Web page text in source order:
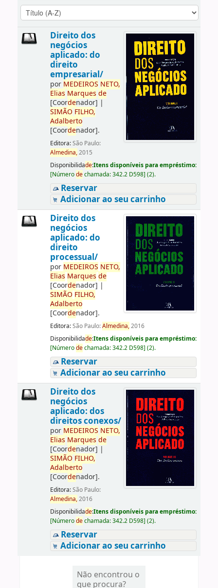
Direito dos
negócios
aplicado: do
direito
empresarial/
por MEDEIROS NETO,
Elias Marques de
[Coordenador] |
SIMÃO FILHO,
Adalberto
[Coordenador].
Editora:São Paulo:
Almedina,2015
Disponibilidade:Itens disponíveis para empréstimo:
[Númerodechamada:342.2 D598] (2).
Reservar
Adicionar ao seu carrinho
Direito dos
negócios
aplicado: do
direito
processual/
por MEDEIROS NETO,
Elias Marques de
[Coordenador] |
SIMÃO FILHO,
Adalberto
[Coordenador].
Editora:São Paulo:Almedina,2016
Disponibilidade:Itens disponíveis para empréstimo:
[Númerodechamada:342.2 D598] (2).
Reservar
Adicionar ao seu carrinho
Direito dos
negócios
aplicado: dos
direitos conexos/
por MEDEIROS NETO,
Elias Marques de
[Coordenador] |
SIMÃO FILHO,
Adalberto
[Coordenador].
Editora:São Paulo:
Almedina,2016
Disponibilidade:Itens disponíveis para empréstimo:
[Númerodechamada:342.2 D598] (2).
Reservar
Adicionar ao seu carrinho
Não encontrou o
que procura?